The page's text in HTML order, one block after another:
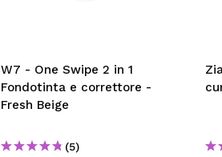
W7 - One Swipe 2 in 1
Fondotinta e correttore -
Fresh Beige
(5)